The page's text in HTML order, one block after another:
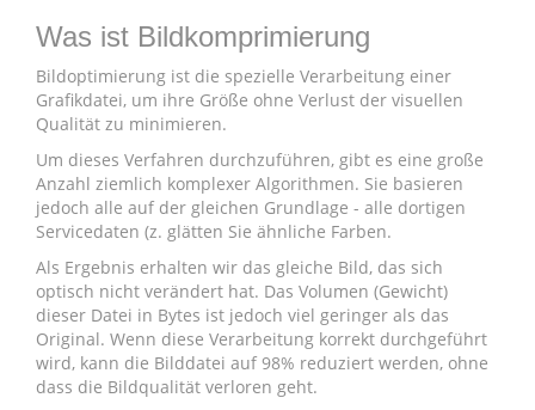
Was ist Bildkomprimierung
Bildoptimierung ist die spezielle Verarbeitung einer
Grafikdatei, um ihre Größe ohne Verlust der visuellen
Qualität zu minimieren.
Um dieses Verfahren durchzuführen, gibt es eine große
Anzahl ziemlich komplexer Algorithmen. Sie basieren
jedoch alle auf der gleichen Grundlage - alle dortigen
Servicedaten (z. glätten Sie ähnliche Farben.
Als Ergebnis erhalten wir das gleiche Bild, das sich
optisch nicht verändert hat. Das Volumen (Gewicht)
dieser Datei in Bytes ist jedoch viel geringer als das
Original. Wenn diese Verarbeitung korrekt durchgeführt
wird, kann die Bilddatei auf 98% reduziert werden, ohne
dass die Bildqualität verloren geht.